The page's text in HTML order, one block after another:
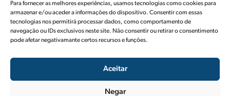
Para fornecer as melhores experiências, usamos tecnologias como cookies para
armazenar e/ou aceder a informações do dispositivo. Consentir com essas
tecnologias nos permitirá processar dados, como comportamento de
navegação ou IDs exclusivos neste site. Não consentir ou retirar o consentimento
pode afetar negativamante certos recursos e funções.
Aceitar
Negar
Shell Advance Shell Alexia Shell